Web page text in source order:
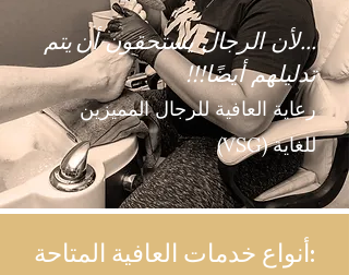
...لأن الرجال يستحقون أنيتم
تدليلهم أيضًا!!!
رعاية العافية للرجال المميزين
للغاية (VSG)
أنواع خدمات العافية المتاحة: